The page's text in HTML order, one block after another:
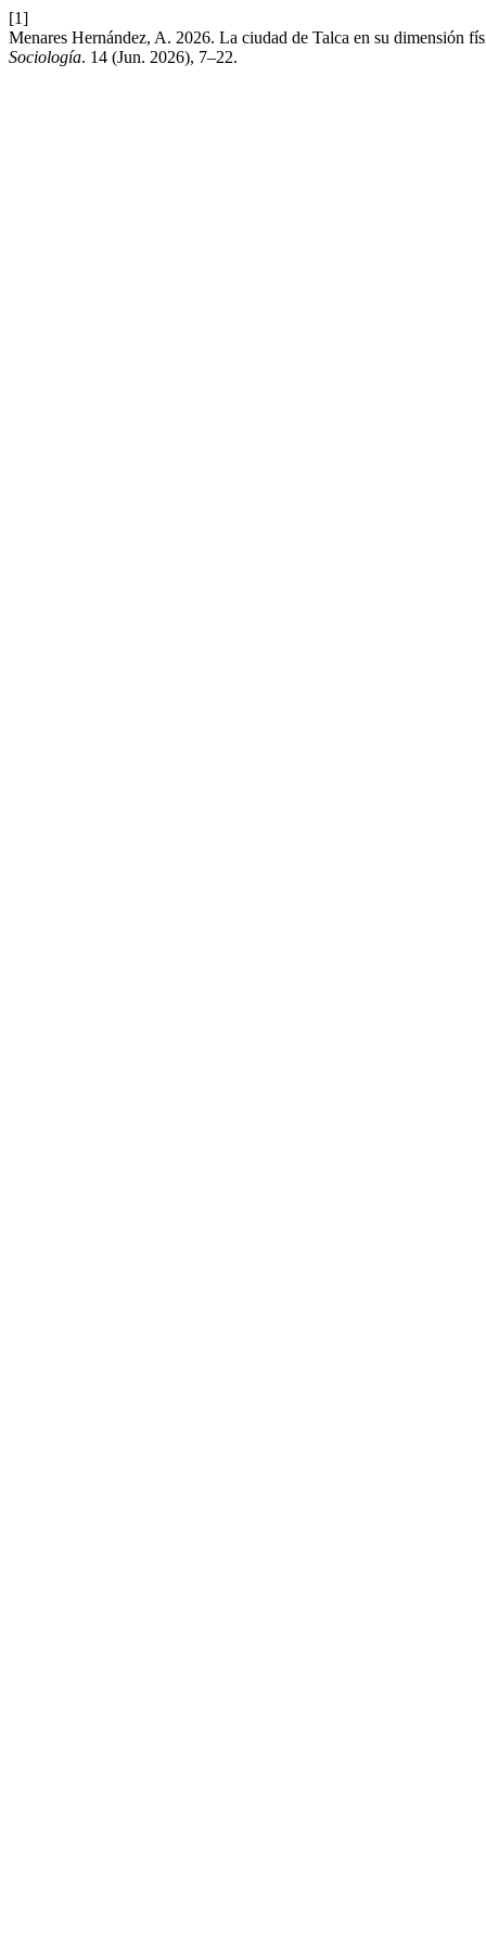
[1]
Menares Hernández, A. 2026. La ciudad de Talca en su dimensión
Sociología. 14 (Jun. 2026), 7–22.